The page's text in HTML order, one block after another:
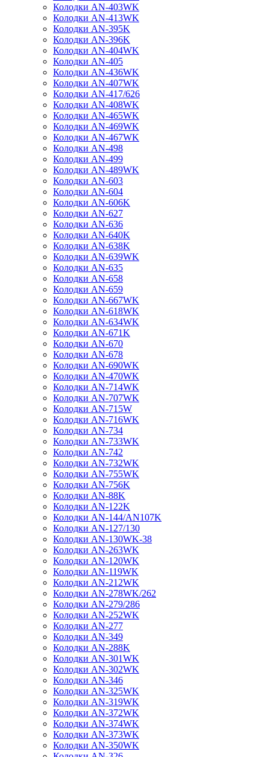
Колодки AN-403WK
Колодки AN-413WK
Колодки AN-395K
Колодки AN-396K
Колодки AN-404WK
Колодки AN-405
Колодки AN-436WK
Колодки AN-407WK
Колодки AN-417/626
Колодки AN-408WK
Колодки AN-465WK
Колодки AN-469WK
Колодки AN-467WK
Колодки AN-498
Колодки AN-499
Колодки AN-489WK
Колодки AN-603
Колодки AN-604
Колодки AN-606K
Колодки AN-627
Колодки AN-636
Колодки AN-640K
Колодки AN-638K
Колодки AN-639WK
Колодки AN-635
Колодки AN-658
Колодки AN-659
Колодки AN-667WK
Колодки AN-618WK
Колодки AN-634WK
Колодки AN-671K
Колодки AN-670
Колодки AN-678
Колодки AN-690WK
Колодки AN-470WK
Колодки AN-714WK
Колодки AN-707WK
Колодки AN-715W
Колодки AN-716WK
Колодки AN-734
Колодки AN-733WK
Колодки AN-742
Колодки AN-732WK
Колодки AN-755WK
Колодки AN-756K
Колодки AN-88K
Колодки AN-122K
Колодки AN-144/AN107K
Колодки AN-127/130
Колодки AN-130WK-38
Колодки AN-263WK
Колодки AN-120WK
Колодки AN-119WK
Колодки AN-212WK
Колодки AN-278WK/262
Колодки AN-279/286
Колодки AN-252WK
Колодки AN-277
Колодки AN-349
Колодки AN-288K
Колодки AN-301WK
Колодки AN-302WK
Колодки AN-346
Колодки AN-325WK
Колодки AN-319WK
Колодки AN-372WK
Колодки AN-374WK
Колодки AN-373WK
Колодки AN-350WK